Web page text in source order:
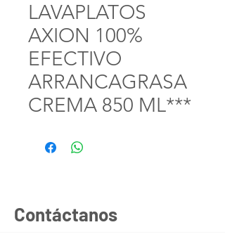
LAVAPLATOS
AXION 100%
EFECTIVO
ARRANCAGRASA
CREMA 850 ML***
Contáctanos